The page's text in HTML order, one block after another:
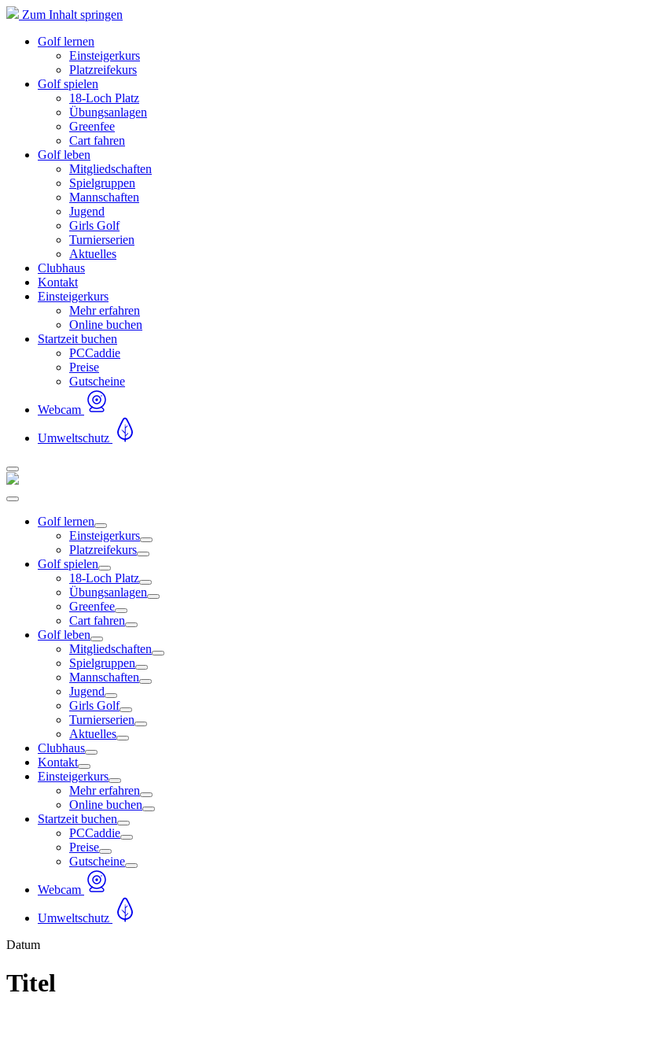
Zum Inhalt springen
Golf lernen
Einsteigerkurs
Platzreifekurs
Golf spielen
18-Loch Platz
Übungsanlagen
Greenfee
Cart fahren
Golf leben
Mitgliedschaften
Spielgruppen
Mannschaften
Jugend
Girls Golf
Turnierserien
Aktuelles
Clubhaus
Kontakt
Einsteigerkurs
Mehr erfahren
Online buchen
Startzeit buchen
PCCaddie
Preise
Gutscheine
Webcam
Umweltschutz
Golf lernen
Einsteigerkurs
Platzreifekurs
Golf spielen
18-Loch Platz
Übungsanlagen
Greenfee
Cart fahren
Golf leben
Mitgliedschaften
Spielgruppen
Mannschaften
Jugend
Girls Golf
Turnierserien
Aktuelles
Clubhaus
Kontakt
Einsteigerkurs
Mehr erfahren
Online buchen
Startzeit buchen
PCCaddie
Preise
Gutscheine
Webcam
Umweltschutz
Datum
Titel